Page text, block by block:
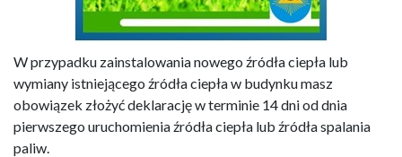
W przypadku zainstalowania nowego źródła ciepła lub
wymiany istniejącego źródła ciepła w budynku masz
obowiązek złożyć deklarację w terminie 14 dni od dnia
pierwszego uruchomienia źródła ciepła lub źródła spalania
paliw.